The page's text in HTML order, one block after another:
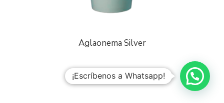
Aglaonema Silver
¡Escríbenos a Whatsapp!